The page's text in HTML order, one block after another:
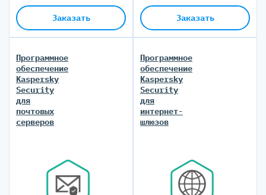
устройства, серверы,
почтовые серверы и
интернет-шлюзы
Заказать
нейтрализацию сложных
угроз
Заказать
Программное
обеспечение
Kaspersky
Security
для
почтовых
серверов
Программное
обеспечение
Kaspersky
Security
для
интернет-
шлюзов